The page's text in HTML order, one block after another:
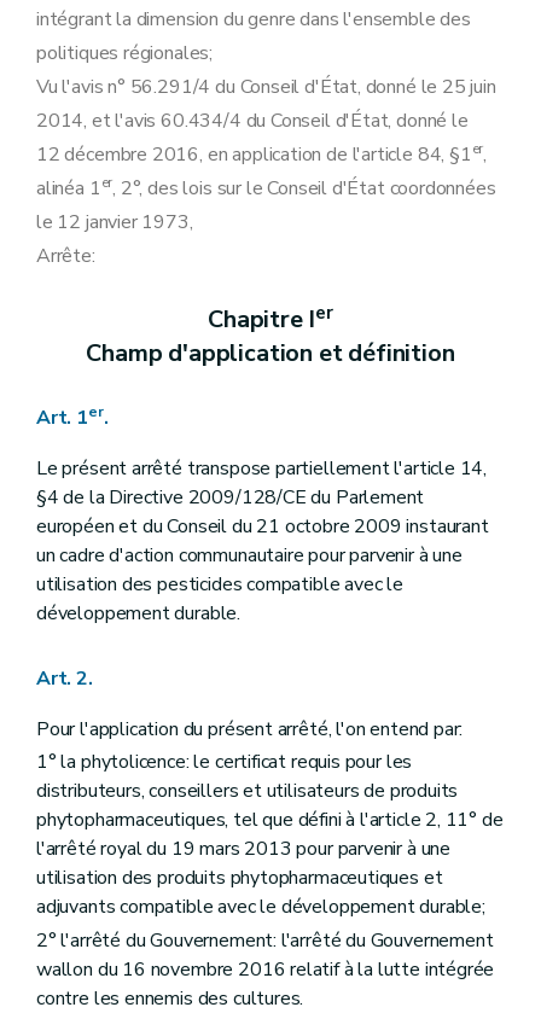
intégrant la dimension du genre dans l'ensemble des
politiques régionales;
Vu l'avis n° 56.291/4 du Conseil d'État, donné le 25 juin
2014, et l'avis 60.434/4 du Conseil d'État, donné le
12 décembre 2016, en application de l'article 84, §1er,
alinéa 1er, 2°, des lois sur le Conseil d'État coordonnées
le 12 janvier 1973,
Arrête:
Chapitre Ier
Champ d'application et définition
Art. 1er.
Le présent arrêté transpose partiellement l'article 14,
§4 de la Directive 2009/128/CE du Parlement
européen et du Conseil du 21 octobre 2009 instaurant
un cadre d'action communautaire pour parvenir à une
utilisation des pesticides compatible avec le
développement durable.
Art. 2.
Pour l'application du présent arrêté, l'on entend par:
1° la phytolicence: le certificat requis pour les
distributeurs, conseillers et utilisateurs de produits
phytopharmaceutiques, tel que défini à l'article 2, 11° de
l'arrêté royal du 19 mars 2013 pour parvenir à une
utilisation des produits phytopharmaceutiques et
adjuvants compatible avec le développement durable;
2° l'arrêté du Gouvernement: l'arrêté du Gouvernement
wallon du 16 novembre 2016 relatif à la lutte intégrée
contre les ennemis des cultures.